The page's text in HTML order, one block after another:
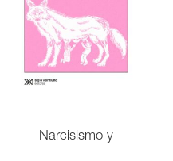
Narcisismo y